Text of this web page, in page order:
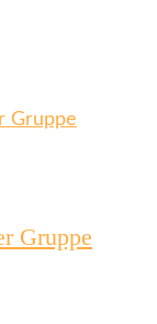
Gruppe